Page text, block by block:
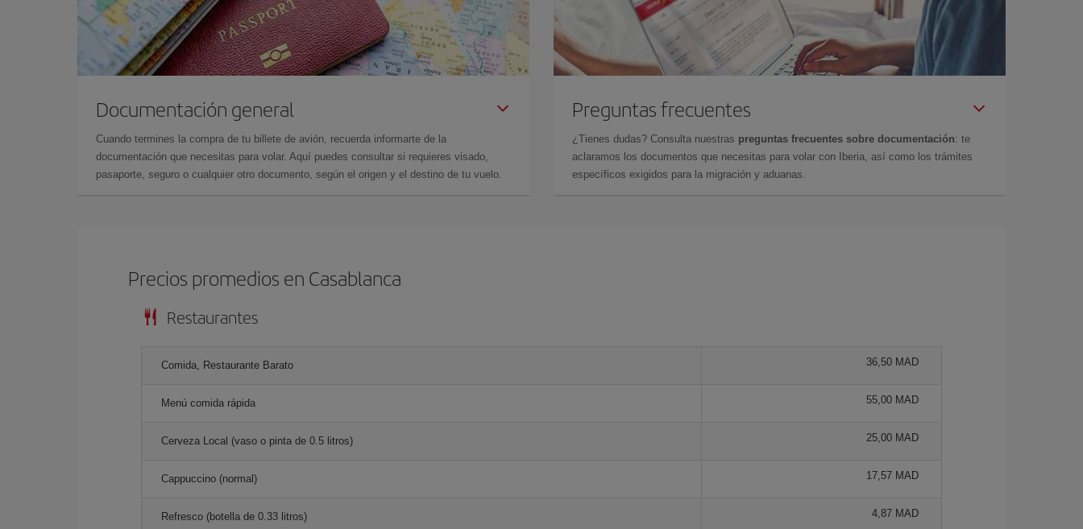
Documentación general
Cuando termines la compra de tu billete de avión, recuerda informarte de la
documentación que necesitas para volar. Aquí puedes consultar si requieres visado,
pasaporte, seguro o cualquier otro documento, según el origen y el destino de tu vuelo.
Preguntas frecuentes
¿Tienes dudas? Consulta nuestras preguntas frecuentes sobre documentación: te
aclaramos los documentos que necesitas para volar con Iberia, así como los trámites
específicos exigidos para la migración y aduanas.
Precios promedios en Casablanca
Restaurantes
Comida, Restaurante Barato 36,50 MAD
Menú comida rápida 55,00 MAD
Cerveza Local (vaso o pinta de 0.5 litros) 25,00 MAD
Cappuccino (normal) 17,57 MAD
Refresco (botella de 0.33 litros) 4,87 MAD